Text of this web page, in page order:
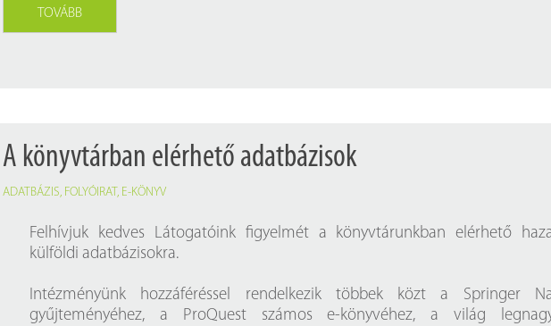
kollégáink
TOVÁBB
A könyvtárban elérhető adatbázisok
ADATBÁZIS, FOLYÓIRAT, E-KÖNYV
Felhívjuk kedves Látogatóink figyelmét a könyvtárunkban elérhető
külföldi adatbázisokra.
Intézményünk hozzáféréssel rendelkezik többek közt a Springer
gyűjteményéhez, a ProQuest számos e-könyvéhez, a világ